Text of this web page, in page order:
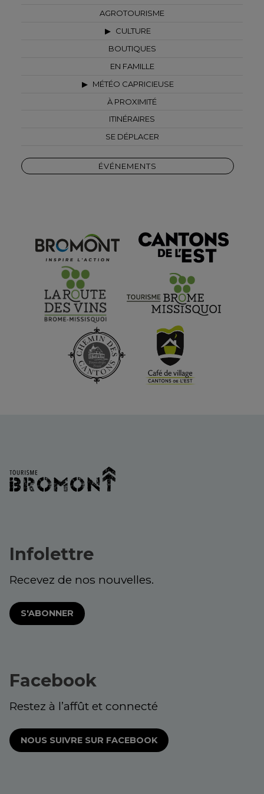
AGROTOURISME
CULTURE
BOUTIQUES
EN FAMILLE
MÉTÉO CAPRICIEUSE
À PROXIMITÉ
ITINÉRAIRES
SE DÉPLACER
ÉVÉNEMENTS
Infolettre
Recevez de nos nouvelles.
S'ABONNER
Facebook
Restez à l’affût et connecté
NOUS SUIVRE SUR FACEBOOK